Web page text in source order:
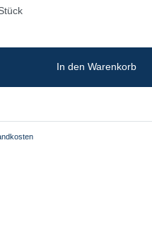
In den Warenkorb